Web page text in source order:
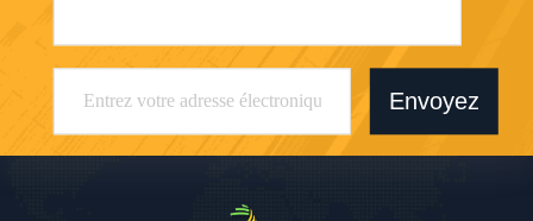
Envoyez